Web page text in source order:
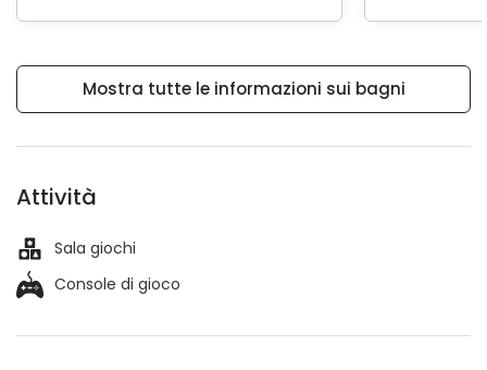
Mostra tutte le informazioni sui bagni
Attività
Sala giochi
Console di gioco